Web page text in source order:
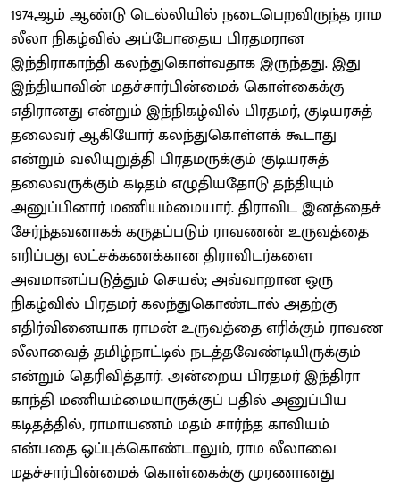
1974ஆம் ஆண்டு டெல்லியில் நடைபெறவிருந்த ராம
லீலா நிகழ்வில் அப்போதைய பிரதமரான
இந்திராகாந்தி கலந்துகொள்வதாக இருந்தது. இது
இந்தியாவின் மதச்சார்பின்மைக் கொள்கைக்கு
எதிரானது என்றும் இந்நிகழ்வில் பிரதமர், குடியரசுத்
தலைவர் ஆகியோர் கலந்துகொள்ளக் கூடாது
என்றும் வலியுறுத்தி பிரதமருக்கும் குடியரசுத்
தலைவருக்கும் கடிதம் எழுதியதோடு தந்தியும்
அனுப்பினார் மணியம்மையார். திராவிட இனத்தைச்
சேர்ந்தவனாகக் கருதப்படும் ராவணன் உருவத்தை
எரிப்பது லட்சக்கணக்கான திராவிடர்களை
அவமானப்படுத்தும் செயல்; அவ்வாறான ஒரு
நிகழ்வில் பிரதமர் கலந்துகொண்டால் அதற்கு
எதிர்வினையாக ராமன் உருவத்தை எரிக்கும் ராவண
லீலாவைத் தமிழ்நாட்டில் நடத்தவேண்டியிருக்கும்
என்றும் தெரிவித்தார். அன்றைய பிரதமர் இந்திரா
காந்தி மணியம்மையாருக்குப் பதில் அனுப்பிய
கடிதத்தில், ராமாயணம் மதம் சார்ந்த காவியம்
என்பதை ஒப்புக்கொண்டாலும், ராம லீலாவை
மதச்சார்பின்மைக் கொள்கைக்கு முரணானது